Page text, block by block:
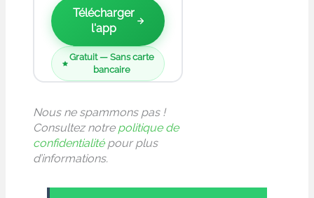
Télécharger
l'app
Gratuit — Sans carte
bancaire
Nous ne spammons pas !
Consultez notre politique de
confidentialitépour plus
d’informations.